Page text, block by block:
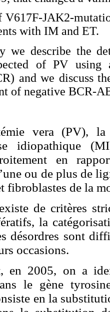
V617F-JAK2-
with IM and ET.
we describe the
of PV using
and we discuss
of negative BCR-
vera (PV), la
idiopathique
en
ou de plus de
fibroblastes de la
de critères
la
désordres sont
occasions.
en 2005, on a
le gène
en la